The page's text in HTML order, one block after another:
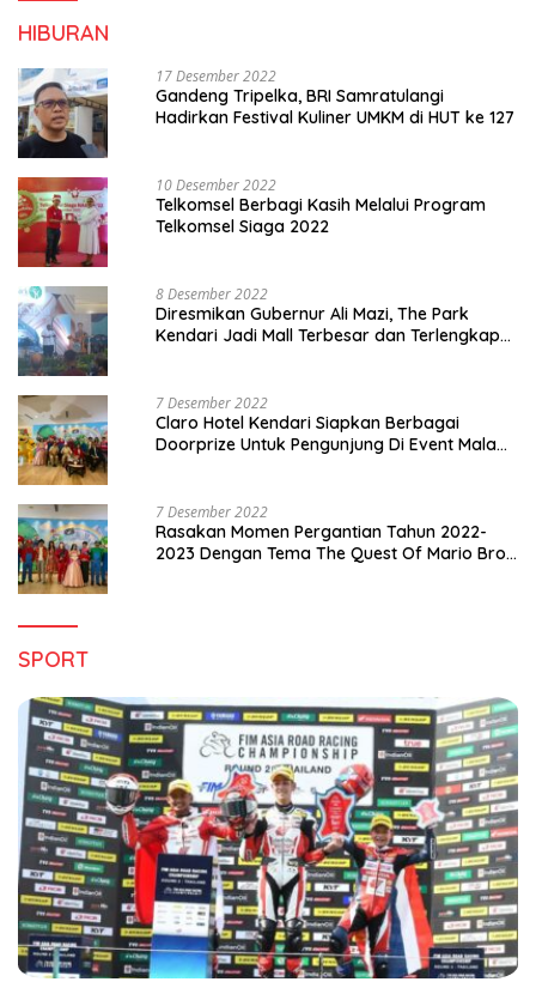
HIBURAN
17 Desember 2022
Gandeng Tripelka, BRI Samratulangi
Hadirkan Festival Kuliner UMKM di HUT ke 127
10 Desember 2022
Telkomsel Berbagi Kasih Melalui Program
Telkomsel Siaga 2022
8 Desember 2022
Diresmikan Gubernur Ali Mazi, The Park
Kendari Jadi Mall Terbesar dan Terlengkap
7 Desember 2022
Claro Hotel Kendari Siapkan Berbagai
Doorprize Untuk Pengunjung Di Event Malam
7 Desember 2022
Rasakan Momen Pergantian Tahun 2022-
2023 Dengan Tema The Quest Of Mario Bros
SPORT